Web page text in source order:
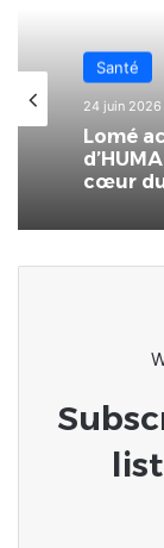
Santé
24 juin 2026
Lomé
cœur du